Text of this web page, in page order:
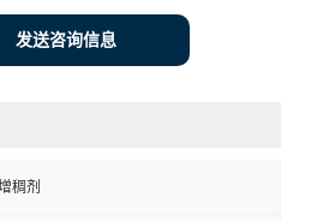
发送咨询信息
稠剂